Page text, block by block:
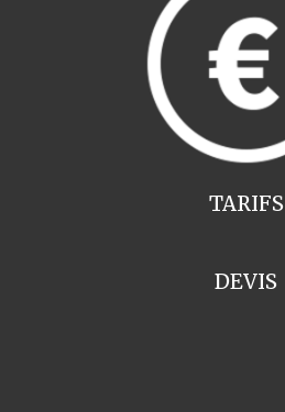
TARIFS
DEVIS